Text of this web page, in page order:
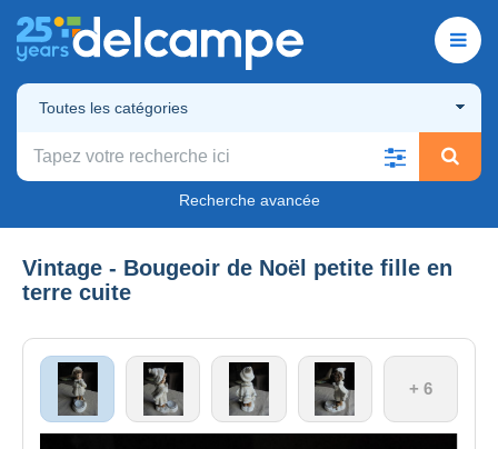
Toutes les catégories
Recherche avancée
Vintage - Bougeoir de Noël petite fille en
terre cuite
+ 6